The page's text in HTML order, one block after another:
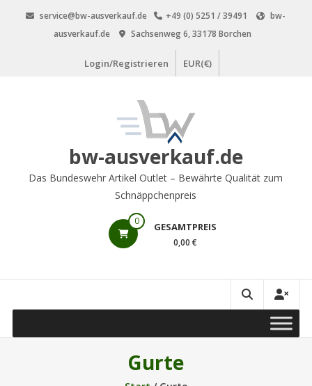
service@bw-ausverkauf.de +49 (0) 5251 / 39491
bw-
ausverkauf.de
Sachsenweg 6, 33178 Borchen
Login/Registrieren EUR(€)
bw-ausverkauf.de
Das Bundeswehr Artikel Outlet – Bewährte Qualität zum
Schnäppchenpreis
0 GESAMTPREIS
0,00 €
Gurte